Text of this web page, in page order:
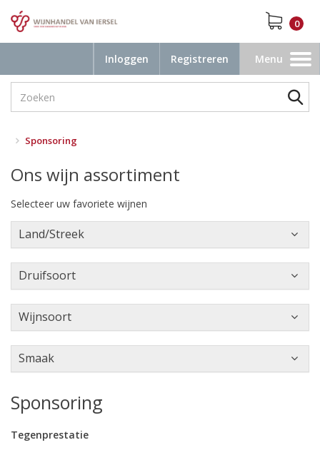
0
Inloggen Registreren
Toggle
navigation
Menu
Sponsoring
Ons wijn assortiment
Selecteer uw favoriete wijnen
Land/Streek
Druifsoort
Wijnsoort
Smaak
Sponsoring
Tegenprestatie